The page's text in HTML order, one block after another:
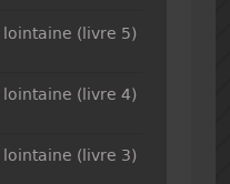
(livre 5)
(livre 4)
(livre 3)